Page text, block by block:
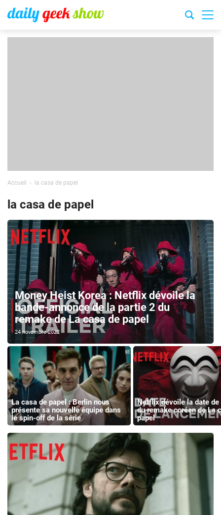
Accueil la casa de papel
la casa de papel
Money Heist Korea : Netflix dévoile la
bande-annonce de la partie 2 du
remake de La casa de papel
24 novembre 2022
La casa de papel : Berlin nous
présente sa nouvelle équipe dans
le spin-off de la série
Netflix dévoile la date
du remake coréen de La
papel